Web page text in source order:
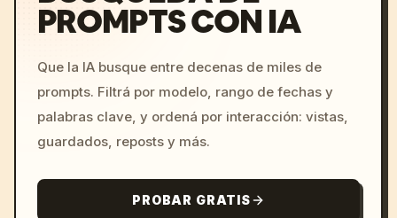
PROMPTS CON IA
Que la IA busque entre decenas de miles de
prompts. Filtrá por modelo, rango de fechas y
palabras clave, y ordená por interacción: vistas,
guardados, reposts y más.
PROBAR GRATIS